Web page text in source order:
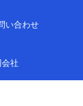
い合わせ
社